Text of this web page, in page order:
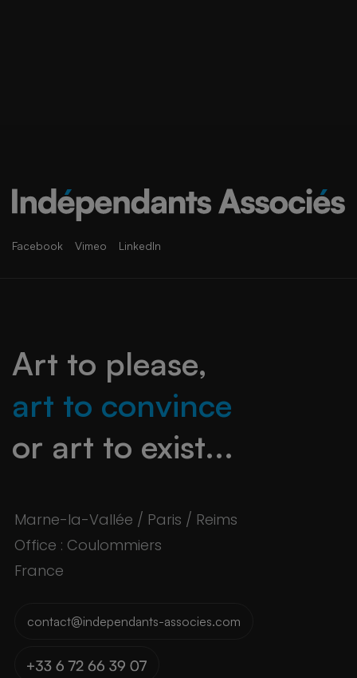
Facebook Vimeo LinkedIn
Art to please,
art to convince
or art to exist...
Marne-la-Vallée / Paris / Reims
Office : Coulommiers
France
contact@independants-associes.com